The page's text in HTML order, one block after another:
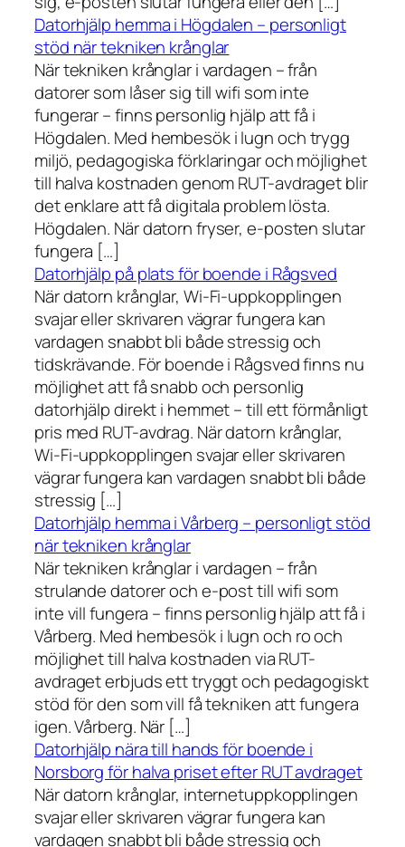
Datorhjälp hemma i Högdalen – personligt
stöd när tekniken krånglar
När tekniken krånglar i vardagen – från
datorer som låser sig till wifi som inte
fungerar – finns personlig hjälp att få i
Högdalen. Med hembesök i lugn och trygg
miljö, pedagogiska förklaringar och möjlighet
till halva kostnaden genom RUT-avdraget blir
det enklare att få digitala problem lösta.
Högdalen. När datorn fryser, e-posten slutar
fungera […]
Datorhjälp på plats för boende i Rågsved
När datorn krånglar, Wi-Fi-uppkopplingen
svajar eller skrivaren vägrar fungera kan
vardagen snabbt bli både stressig och
tidskrävande. För boende i Rågsved finns nu
möjlighet att få snabb och personlig
datorhjälp direkt i hemmet – till ett förmånligt
pris med RUT-avdrag. När datorn krånglar,
Wi-Fi-uppkopplingen svajar eller skrivaren
vägrar fungera kan vardagen snabbt bli både
stressig […]
Datorhjälp hemma i Vårberg – personligt stöd
när tekniken krånglar
När tekniken krånglar i vardagen – från
strulande datorer och e-post till wifi som
inte vill fungera – finns personlig hjälp att få i
Vårberg. Med hembesök i lugn och ro och
möjlighet till halva kostnaden via RUT-
avdraget erbjuds ett tryggt och pedagogiskt
stöd för den som vill få tekniken att fungera
igen. Vårberg. När […]
Datorhjälp nära till hands för boende i
Norsborg för halva priset efter RUT avdraget
När datorn krånglar, internetuppkopplingen
svajar eller skrivaren vägrar fungera kan
vardagen snabbt bli både stressig och